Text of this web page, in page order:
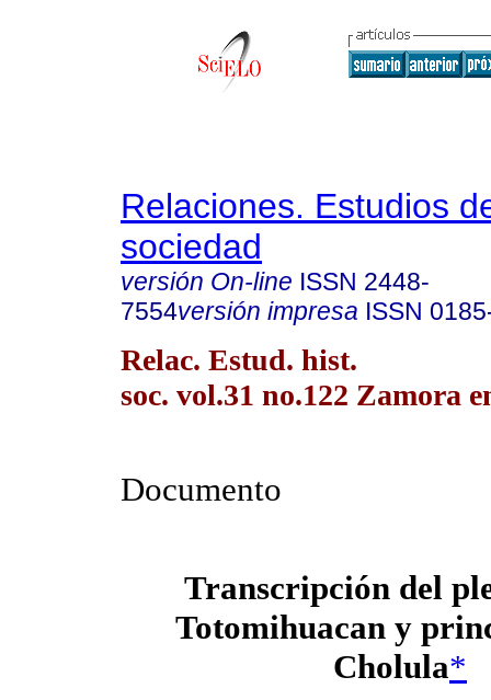
Relaciones. Estudios
sociedad
versión On-line ISSN 2448-
7554versión impresa ISSN
Relac. Estud. hist.
soc. vol.31 no.122 Zamora
Documento
Transcripción del
Totomihuacan y
Cholula*